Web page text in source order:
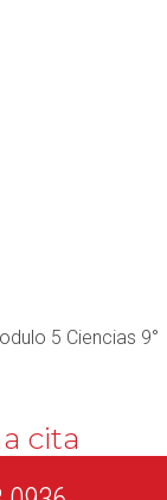
5 Ciencias 9°
cita